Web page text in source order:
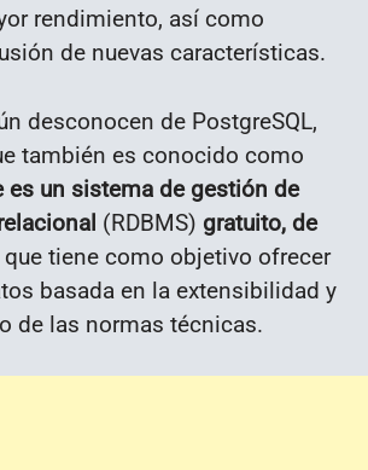
rendimiento, así como
de nuevas características.
desconocen de PostgreSQL,
también es conocido como
es un sistema de gestión de
(RDBMS) gratuito, de
que tiene como objetivo ofrecer
basada en la extensibilidad y
de las normas técnicas.